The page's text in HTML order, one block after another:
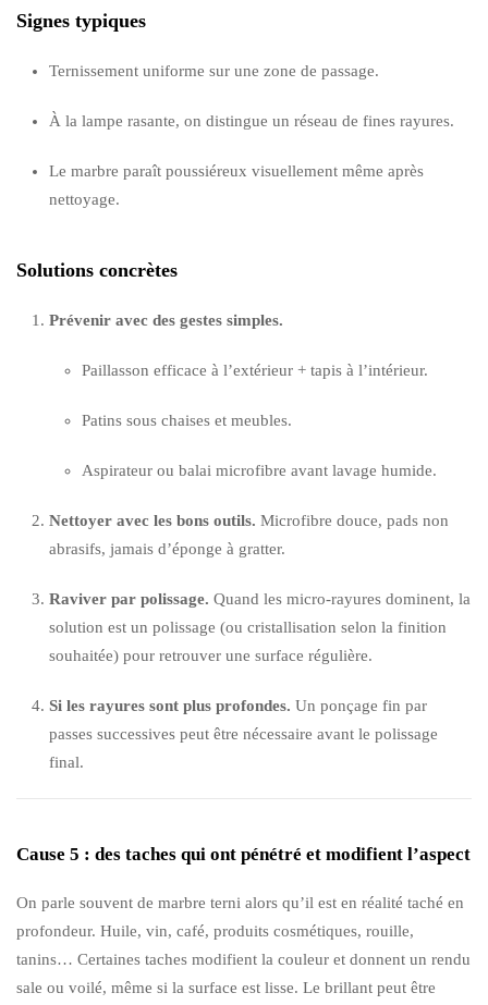
Signes typiques
Ternissement uniforme sur une zone de passage.
À la lampe rasante, on distingue un réseau de fines rayures.
Le marbre paraît poussiéreux visuellement même après
nettoyage.
Solutions concrètes
Prévenir avec des gestes simples.
Paillasson efficace à l’extérieur + tapis à l’intérieur.
Patins sous chaises et meubles.
Aspirateur ou balai microfibre avant lavage humide.
Nettoyer avec les bons outils. Microfibre douce, pads non
abrasifs, jamais d’éponge à gratter.
Raviver par polissage. Quand les micro-rayures dominent, la
solution est un polissage (ou cristallisation selon la finition
souhaitée) pour retrouver une surface régulière.
Si les rayures sont plus profondes. Un ponçage fin par
passes successives peut être nécessaire avant le polissage
final.
Cause 5 : des taches qui ont pénétré et modifient l’aspect
On parle souvent de marbre terni alors qu’il est en réalité taché en
profondeur. Huile, vin, café, produits cosmétiques, rouille,
tanins… Certaines taches modifient la couleur et donnent un rendu
sale ou voilé, même si la surface est lisse. Le brillant peut être